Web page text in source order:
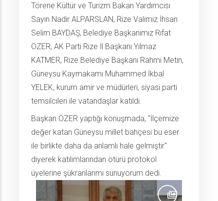
Törene Kültür ve Turizm Bakan Yardımcısı
Sayın Nadir ALPARSLAN, Rize Valimiz İhsan
Selim BAYDAŞ, Belediye Başkanımız Rıfat
ÖZER, AK Parti Rize İl Başkanı Yılmaz
KATMER, Rize Belediye Başkanı Rahmi Metin,
Güneysu Kaymakamı Muhammed İkbal
YELEK, kurum amir ve müdürleri, siyasi parti
temsilcileri ile vatandaşlar katıldı.
Başkan ÖZER yaptığı konuşmada, "İlçemize
değer katan Güneysu millet bahçesi bu eser
ile birlikte daha da anlamlı hale gelmiştir"
diyerek katılımlarından ötürü protokol
üyelerine şükranlarımı sunuyorum dedi.